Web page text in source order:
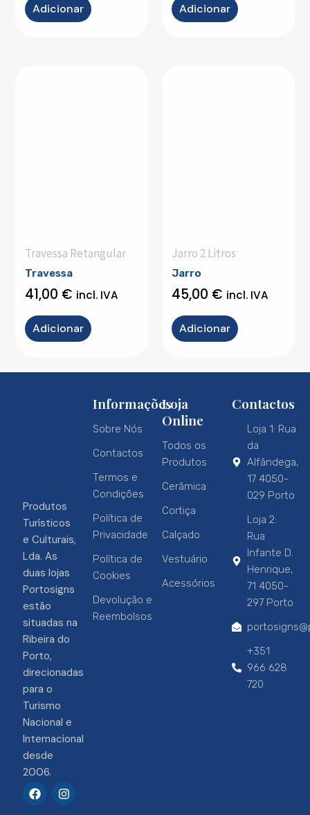
Adicionar Adicionar
Travessa Retangular
Travessa
41,00 € incl. IVA
Adicionar
Jarro 2 Litros
Jarro
45,00 € incl. IVA
Adicionar
Produtos
Turísticos
e Culturais,
Lda. As
duas lojas
Portosigns
estão
situadas na
Ribeira do
Porto,
direcionadas
para o
Turismo
Nacional e
Internacional
desde
2006.
F
a
I
n
Informações
Sobre Nós
Contactos
Termos e
Condições
Política de
Privacidade
Política de
Cookies
Devolução e
Reembolsos
Loja
Online
Todos os
Produtos
Cerâmica
Cortiça
Calçado
Vestuário
Acessórios
Contactos
Loja 1: Rua
da
Alfândega,
17 4050-
029 Porto
Loja 2:
Rua
Infante D.
Henrique,
71 4050-
297 Porto
+351
966 628
720